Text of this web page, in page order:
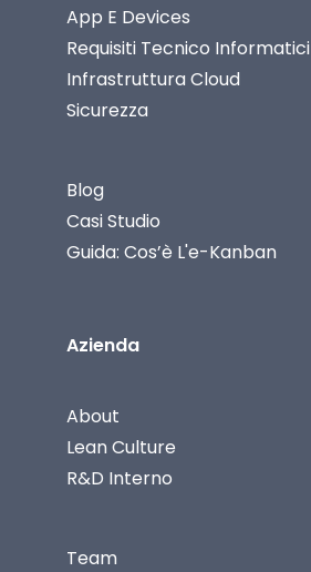
App E Devices
Requisiti Tecnico Informatici
Infrastruttura Cloud
Sicurezza
Blog
Casi Studio
Guida: Cos’è L'e-Kanban
Azienda
About
Lean Culture
R&D Interno
Team